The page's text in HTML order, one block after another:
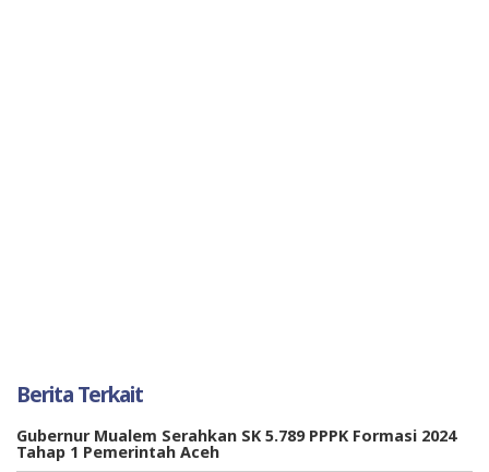
Berita Terkait
Gubernur Mualem Serahkan SK 5.789 PPPK Formasi 2024
Tahap 1 Pemerintah Aceh